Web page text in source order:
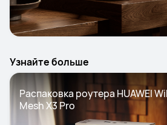
Узнайте больше
Распаковка роутера HUAWEI
Mesh X3 Pro